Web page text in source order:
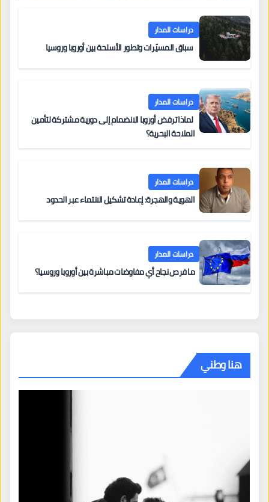
دراسات المدار
سباق المسيّرات وتطور الأسلحة بين أوروبا وروسيا
دراسات المدار
لماذا ترفض أوروبا الانضمام إلى دورية مشتركة لتأمين
الملاحة البحرية؟
دراسات المدار
الهوية والهجرة: إعادة تشكيل الانتماء عبر الحدود
دراسات المدار
ما فرص نجاح أي مفاوضات مباشرة بين أوروبا وروسيا؟
هنا وطني